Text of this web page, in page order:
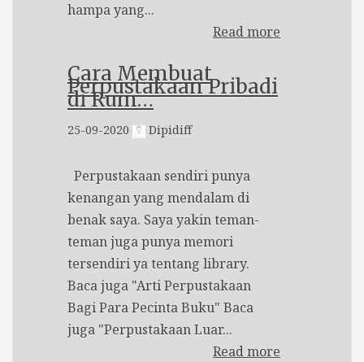
hampa yang...
Read more
Cara Membuat
Perpustakaan Pribadi
di Rum…
25-09-2020 Dipidiff
Perpustakaan sendiri punya
kenangan yang mendalam di
benak saya. Saya yakin teman-
teman juga punya memori
tersendiri ya tentang library.
Baca juga "Arti Perpustakaan
Bagi Para Pecinta Buku" Baca
juga "Perpustakaan Luar...
Read more